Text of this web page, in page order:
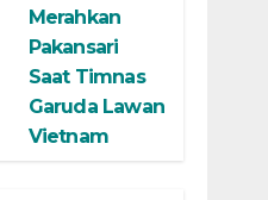
Merahkan
Pakansari
Saat Timnas
Garuda Lawan
Vietnam